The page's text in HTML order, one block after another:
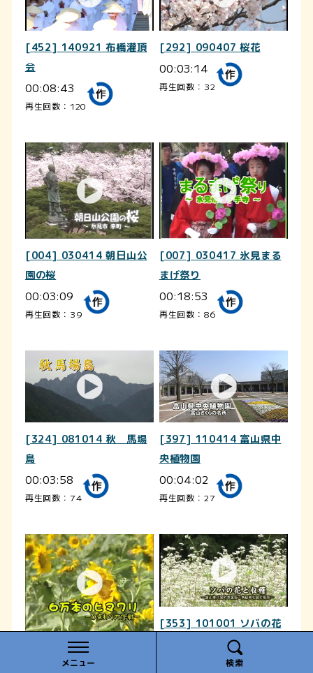
メニュー 検索
[452] 140921 布橋灌頂
会
00:08:43
再生回数：120
[292] 090407 桜花
00:03:14
再生回数：32
[004] 030414 朝日山公
園の桜
00:03:09
再生回数：39
[007] 030417 氷見まる
まげ祭り
00:18:53
再生回数：86
[324] 081014 秋 馬場
島
00:03:58
再生回数：74
[397] 110414 富山県中
央植物園
00:04:02
再生回数：27
[317] 030810 ６万本の
ヒマワリ
[353] 101001 ソバの花